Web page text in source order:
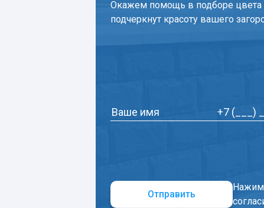
Окажем помощь в подборе цвета
подчеркнут красоту вашего
Отправить